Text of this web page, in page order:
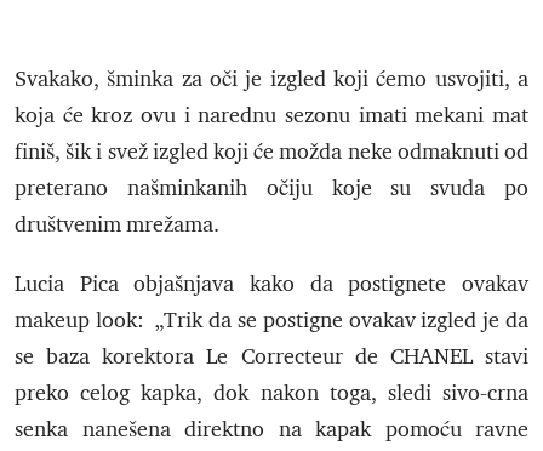
Svakako, šminka za oči je izgled koji ćemo usvojiti, a
koja će kroz ovu i narednu sezonu imati mekani mat
finiš, šik i svež izgled koji će možda neke odmaknuti od
preterano našminkanih očiju koje su svuda po
društvenim mrežama.
Lucia Pica objašnjava kako da postignete ovakav
makeup look: „Trik da se postigne ovakav izgled je da
se baza korektora Le Correcteur de CHANEL stavi
preko celog kapka, dok nakon toga, sledi sivo-crna
senka nanešena direktno na kapak pomoću ravne